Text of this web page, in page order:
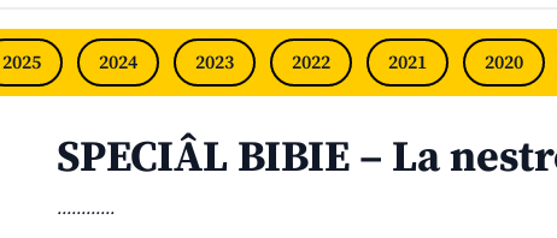
2025 2024 2023 2022 2021 2020
SPECIÂL BIBIE – La
............